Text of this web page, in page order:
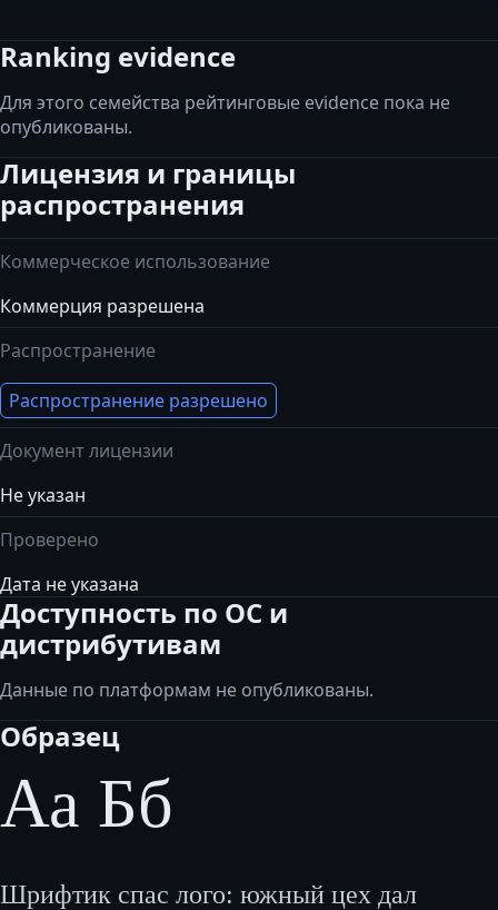
Ranking evidence
Для этого семейства рейтинговые evidence пока не
опубликованы.
Лицензия и границы
распространения
Коммерческое использование
Коммерция разрешена
Распространение
Распространение разрешено
Документ лицензии
Не указан
Проверено
Дата не указана
Доступность по ОС и
дистрибутивам
Данные по платформам не опубликованы.
Образец
Аа Бб
Шрифтик спас лого: южный цех дал